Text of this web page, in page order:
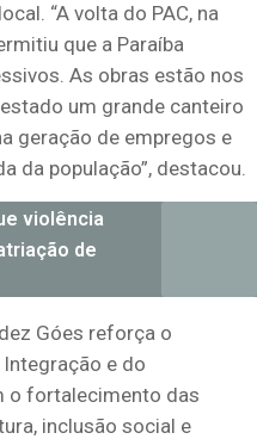
“A volta do PAC, na
que a Paraíba
As obras estão nos
um grande canteiro
geração de empregos e
da população”, destacou.
violência
de
Góes reforça o
e do
o fortalecimento das
inclusão social e